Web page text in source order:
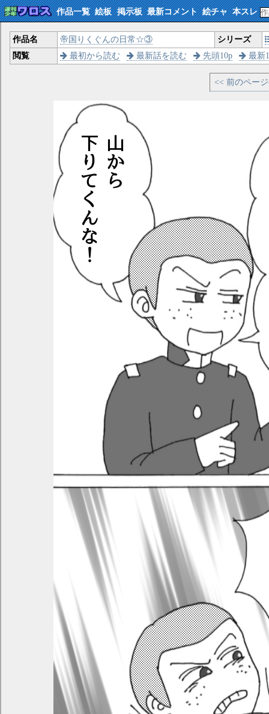
作品一覧 絵板 掲示板 最新コメント 絵チャ 本スレ
作品名 帝国りくぐんの日常☆③
シリーズ
閲覧
最初から読む 最新話を読む 先頭10p 最新
<< 前のペー